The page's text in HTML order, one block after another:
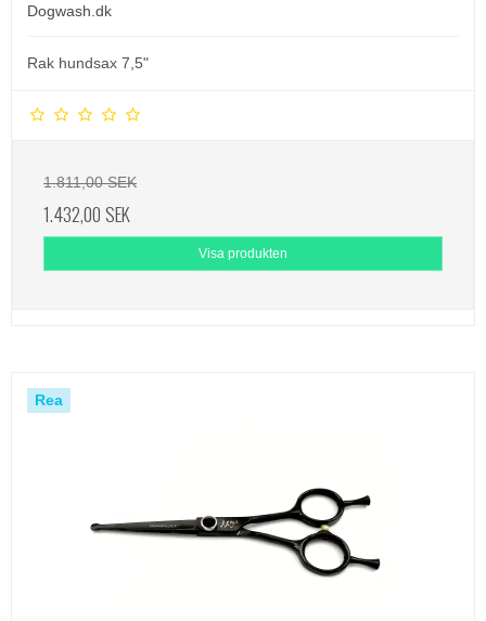
Dogwash.dk
Rak hundsax 7,5"
1.811,00 SEK
1.432,00 SEK
Visa produkten
Rea